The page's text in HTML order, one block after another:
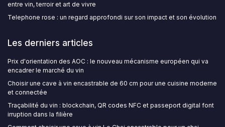
entre vin, terroir et art de vivre
Telephone rose : un regard approfondi sur son impact et son évolution
Les derniers articles
Prix d'orientation des AOC : le nouveau mécanisme européen qui va
encadrer le marché du vin
Choisir une cave à vin encastrable de 60 cm pour une cuisine moderne
et connectée
Traçabilité du vin : blockchain, QR codes NFC et passeport digital font
irruption dans la filière